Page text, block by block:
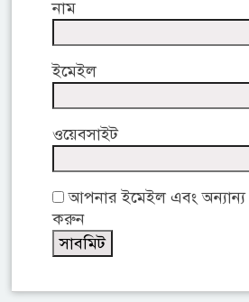
নাম
ইমেইল
ওয়েবসাইট
আপনার ইমেইল এবং অন্যান্য
করুন